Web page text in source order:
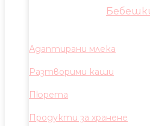
Адаптирани млека
Разтворими каши
Пюрета
Продукти за хранене